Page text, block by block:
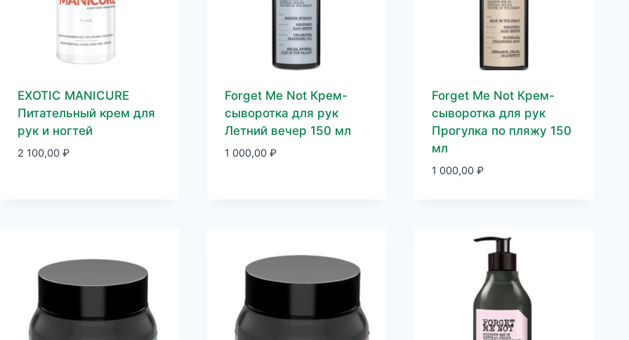
EXOTIC MANICURE
Питательный крем для
рук и ногтей
2 100,00 ₽
Forget Me Not Крем-
сыворотка для рук
Летний вечер 150 мл
1 000,00 ₽
Forget Me Not Крем-
сыворотка для рук
Прогулка по пляжу 150
мл
1 000,00 ₽